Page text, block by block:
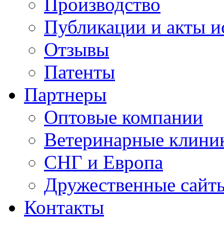
Публикации и акты
Отзывы
Патенты
Партнеры
Оптовые компании
Ветеринарные
СНГ и Европа
Дружественные
Контакты